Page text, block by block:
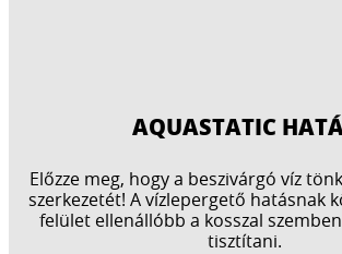
AQUASTATIC
Előzze meg, hogy a beszivárgó víz
szerkezetét! A vízlepergető hatásnak
felület ellenállóbb a kosszal
tisztítani.